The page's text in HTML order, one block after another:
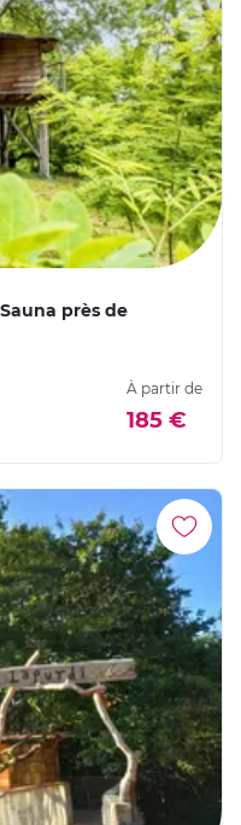
près de
À partir de
185 €